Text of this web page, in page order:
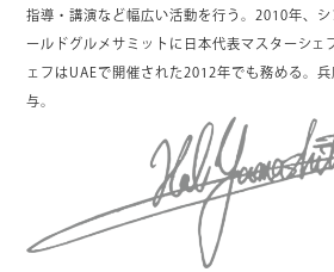
指導・講演など幅広い活動を行う。2010年、
ールドグルメサミットに日本代表マスターシェ
ェフはUAEで開催された2012年でも務める。
与。